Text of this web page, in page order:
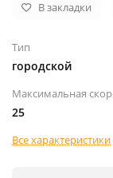
В закладки
Тип
городской
Максимальная
25
Все характеристики